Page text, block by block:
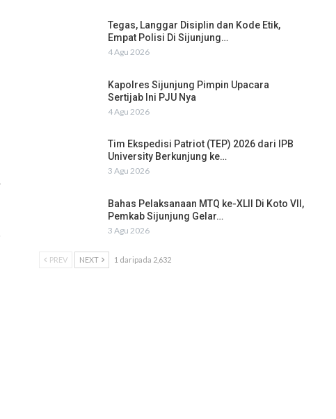
Tegas, Langgar Disiplin dan Kode Etik,
Empat Polisi Di Sijunjung…
4 Agu 2026
Kapolres Sijunjung Pimpin Upacara
Sertijab Ini PJU Nya
4 Agu 2026
Tim Ekspedisi Patriot (TEP) 2026 dari IPB
University Berkunjung ke…
3 Agu 2026
Bahas Pelaksanaan MTQ ke-XLII Di Koto VII,
Pemkab Sijunjung Gelar…
3 Agu 2026
PREV NEXT 1 daripada 2,632